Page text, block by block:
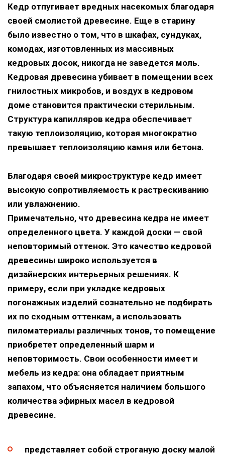
Кедр отпугивает вредных насекомых благодаря
своей смолистой древесине. Еще в старину
было известно о том, что в шкафах, сундуках,
комодах, изготовленных из массивных
кедровых досок, никогда не заведется моль.
Кедровая древесина убивает в помещении всех
гнилостных микробов, и воздух в кедровом
доме становится практически стерильным.
Структура капилляров кедра обеспечивает
такую теплоизоляцию, которая многократно
превышает теплоизоляцию камня или бетона.
Благодаря своей микроструктуре кедр имеет
высокую сопротивляемость к растрескиванию
или увлажнению.
Примечательно, что древесина кедра не имеет
определенного цвета. У каждой доски — свой
неповторимый оттенок. Это качество кедровой
древесины широко используется в
дизайнерских интерьерных решениях. К
примеру, если при укладке кедровых
погонажных изделий сознательно не подбирать
их по сходным оттенкам, а использовать
пиломатериалы различных тонов, то помещение
приобретет определенный шарм и
неповторимость. Свои особенности имеет и
мебель из кедра: она обладает приятным
запахом, что объясняется наличием большого
количества эфирных масел в кедровой
древесине.
представляет собой строганую доску малой